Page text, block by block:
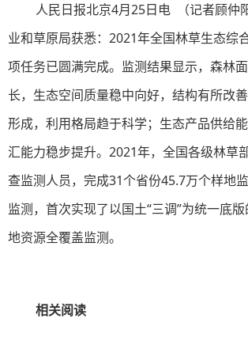
人民日报北京4月25日电 （记者顾仲
业和草原局获悉：2021年全国林草生态综
项任务已圆满完成。监测结果显示，森林
长，生态空间质量稳中向好，结构有所改
形成，利用格局趋于科学；生态产品供给
汇能力稳步提升。2021年，全国各级林草
查监测人员，完成31个省份45.7万个样地
监测，首次实现了以国土“三调”为统一底
地资源全覆盖监测。
相关阅读